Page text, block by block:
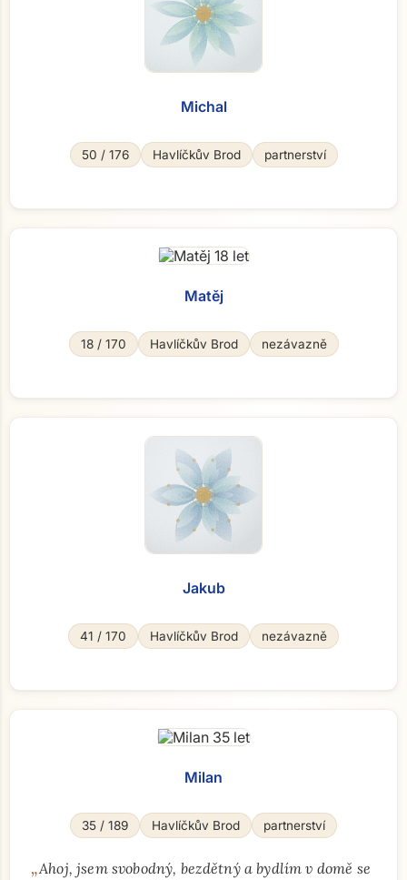
Michal
50 / 176 Havlíčkův Brod partnerství
Matěj
18 / 170 Havlíčkův Brod nezávazně
Jakub
41 / 170 Havlíčkův Brod nezávazně
Milan
35 / 189 Havlíčkův Brod partnerství
„Ahoj, jsem svobodný, bezdětný a bydlím v domě se